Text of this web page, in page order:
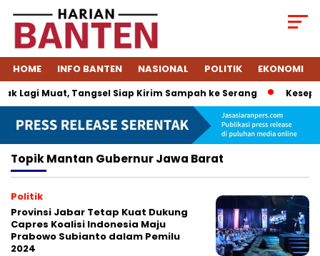
HOME INFO BANTEN NASIONAL POLITIK EKONOMI
Lagi Muat, Tangsel Siap Kirim Sampah ke Serang
TopikMantan Gubernur Jawa Barat
Politik
Provinsi Jabar Tetap Kuat Dukung
Capres Koalisi Indonesia Maju
Prabowo Subianto dalam Pemilu
2024